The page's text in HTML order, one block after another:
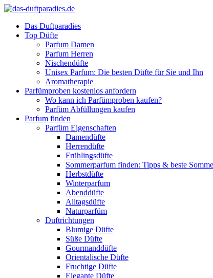
Das Duftparadies
Top Düfte
Parfum Damen
Parfum Herren
Nischendüfte
Unisex Parfum: Die besten Düfte für Sie und Ihn
Aromatherapie
Parfümproben kostenlos anfordern
Wo kann ich Parfümproben kaufen?
Parfüm Abfüllungen kaufen
Parfum finden
Parfüm Eigenschaften
Damendüfte
Herrendüfte
Frühlingsdüfte
Sommerparfum finden: Tipps & beste
Herbstdüfte
Winterparfum
Abenddüfte
Alltagsdüfte
Naturparfüm
Duftrichtungen
Blumige Düfte
Süße Düfte
Gourmanddüfte
Orientalische Düfte
Fruchtige Düfte
Elegante Düfte